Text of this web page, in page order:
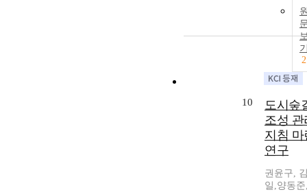
2
10
도시숲
조성 관
지침 마
연구
권윤구,
일,양동